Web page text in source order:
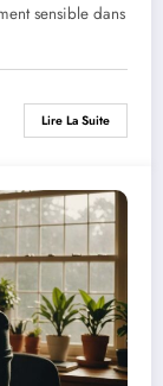
sensible dans
Lire La Suite